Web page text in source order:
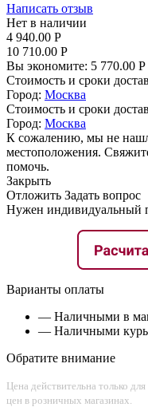
Написать отзыв
Нет в наличии
4 940.00 Р
10 710.00 Р
Вы экономите: 5 770.00 Р
Стоимость и сроки
Город: Москва
Стоимость и сроки
Город: Москва
К сожалению, мы не
местоположения.
помочь.
Закрыть
Отложить Задать вопрос
Нужен индивидуальный
Варианты оплаты
— Наличными в
— Наличными
Обратите внимание
Цена действительна только
цен в розничных магазинах.